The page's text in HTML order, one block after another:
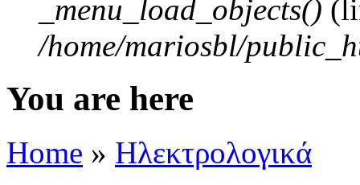
_menu_load_objects()
/home/mariosbl/
You are here
Home » Ηλεκτρολογικά